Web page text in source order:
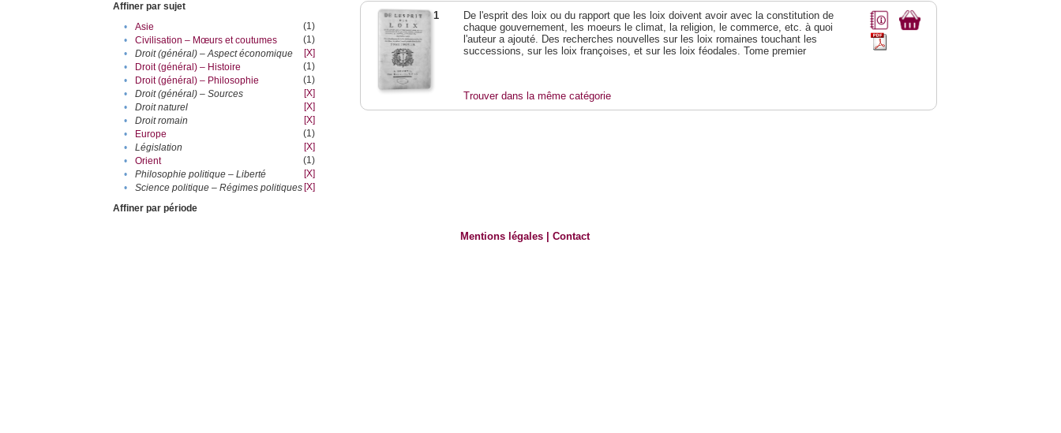
Affiner par sujet
•
Asie
(1)
•
Civilisation – Mœurs et coutumes
(1)
•
Droit (général) – Aspect économique
[X]
•
Droit (général) – Histoire
(1)
•
Droit (général) – Philosophie
(1)
•
Droit (général) – Sources
[X]
•
Droit naturel
[X]
•
Droit romain
[X]
•
Europe
(1)
•
Législation
[X]
•
Orient
(1)
•
Philosophie politique – Liberté
[X]
•
Science politique – Régimes politiques [X]
Affiner par période
1
De l'esprit des loix ou du rapport que les loix doivent avoir avec la constitution de
chaque gouvernement, les moeurs le climat, la religion, le commerce, etc. à quoi
l'auteur a ajouté. Des recherches nouvelles sur les loix romaines touchant les
successions, sur les loix françoises, et sur les loix féodales. Tome premier
Trouver dans la même catégorie
Mentions légales |Contact